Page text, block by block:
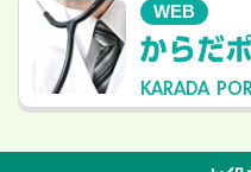
WEB
KARADA